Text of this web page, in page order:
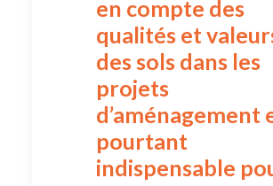
en compte des
qualités et
des sols dans les
projets
d’aménagement
pourtant
indispensable